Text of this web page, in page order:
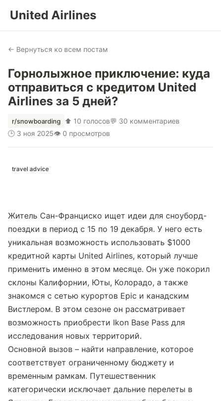
United Airlines
← Вернуться ко всем постам
Горнолыжное приключение: куда
отправиться с кредитом United
Airlines за 5 дней?
r/snowboarding ⬆ 10 голосов💬 30 комментариев
🕒 3 ноя 2025👁 0 просмотров
travel advice
Житель Сан-Франциско ищет идеи для сноуборд-
поездки в период с 15 по 19 декабря. У него есть
уникальная возможность использовать $1000
кредитной карты United Airlines, который лучше
применить именно в этом месяце. Он уже покорил
склоны Калифорнии, Юты, Колорадо, а также
знакомся с сетью курортов Epic и канадским
Вистлером. В этом сезоне он рассматривает
возможность приобрести Ikon Base Pass для
исследования новых территорий.
Основной вызов – найти направление, которое
соответствует ограниченному бюджету и
временным рамкам. Путешественник
категорически исключает дальние перелеты в